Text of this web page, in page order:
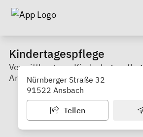
Kindertagespflege
Vermittlung von
Ansbach-Amt für Familie und
Nürnberger Straße 32
91522 Ansbach
Teilen